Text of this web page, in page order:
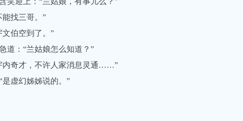
找三哥。”
伯空到了。”
：“兰姑娘怎么知道？”
奇才，不许人家消息灵通……”
虚幻姊姊说的。”